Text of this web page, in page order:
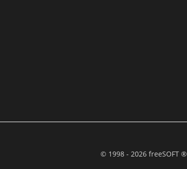
© 1998 - 2026 freeSOFT ®